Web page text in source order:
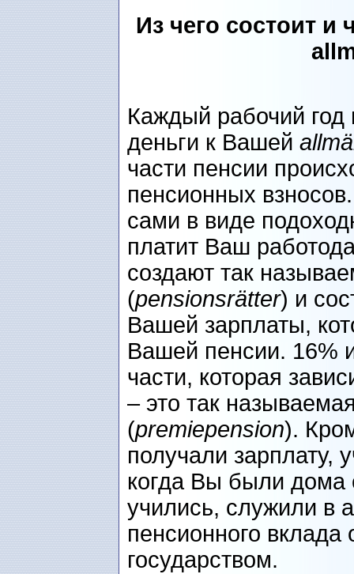
Из чего состоит и
Каждый рабочий
деньги к Вашей
части пенсии
пенсионных
сами в виде
платит Ваш
создают так
(pensionsrätter) и
Вашей зарплаты,
Вашей пенсии. 16%
части, которая
– это так
(premiepension).
получали зарплату,
когда Вы были дома
учились, служили в
пенсионного вклада
государством.